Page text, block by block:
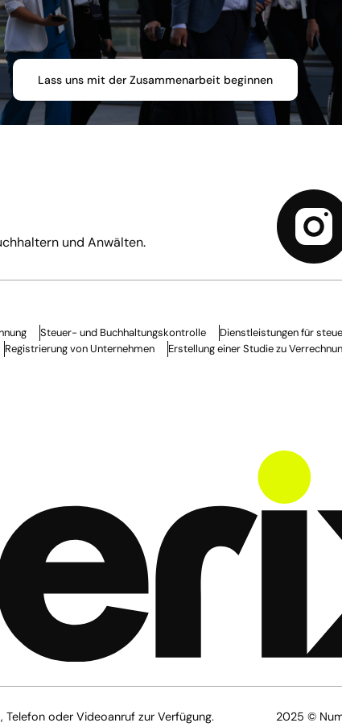
Lass uns mit der Zusammenarbeit beginnen
und Anwälten.
Steuer- und Buchhaltungskontrolle
Dienstleistungen für
Registrierung von Unternehmen Erstellung einer Studie zu
oder Videoanruf zur Verfügung. 2025 ©